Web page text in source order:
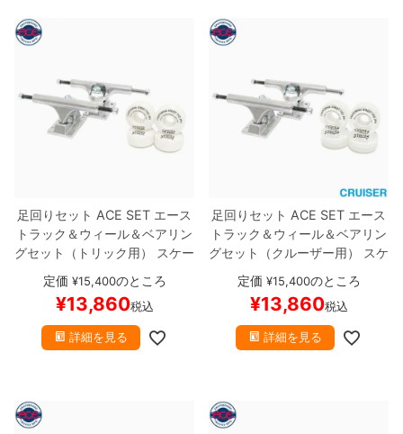
足回りセット ACE SET エース
トラック＆ウィール＆ベアリン
グセット
（トリック用）
スケー
定価 ¥15,400のところ
¥13,860税込
詳細を見る
足回りセット ACE SET エース
トラック＆ウィール＆ベアリン
グセット
（クルーザー用）
スケ
ートボード スケボー
定価 ¥15,400のところ
¥13,860税込
詳細を見る